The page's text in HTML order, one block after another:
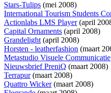
Stars-Tulips (mei 2008)
International Tourism Students
Actionlabs LMS Player(april
Capital Ornaments (april 2008)
Grandelight(april 2008)
Horsten - leatherfashion (maart
Metastudio Visuele Communicatie
Nieuwsbrief PreniQ (maart 2008)
Terrapur(maart 2008)
Quattro Wicker(maart 2008)